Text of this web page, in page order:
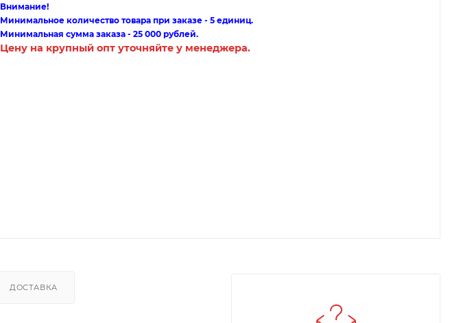
Внимание!
Минимальное количество товара при заказе - 5 единиц.
Минимальная сумма заказа - 25 000 рублей.
Цену на крупный опт уточняйте у менеджера.
ДОСТАВКА